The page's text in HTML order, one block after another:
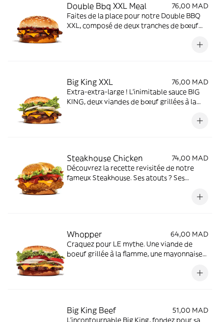
Double Bbq XXL Meal
76,00 MAD
Faites de la place pour notre Double BBQ
XXL, composé de deux tranches de bœuf
sauce barbecue et de fromage fondu. Aux
Big King XXL
76,00 MAD
Extra-extra-large ! L'inimitable sauce BIG
KING, deux viandes de bœuf grillées à la
Steakhouse Chicken
74,00 MAD
Découvrez la recette revisitée de notre
fameux Steakhouse. Ses atouts ? Ses
barbecue, en plus d'une savoureuse viande
Whopper
64,00 MAD
Craquez pour LE mythe. Une viande de
boeuf grillée à la flamme, une mayonnaise
croquante, des cornichons et des oignons.
Big King Beef
51,00 MAD
L'incontournable Big King, fondez pour sa